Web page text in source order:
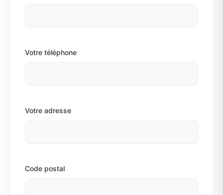
Votre téléphone
Votre adresse
Code postal